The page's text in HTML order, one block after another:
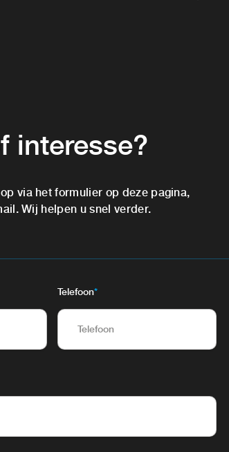
interesse?
via het formulier op deze pagina,
Wij helpen u snel verder.
Telefoon*